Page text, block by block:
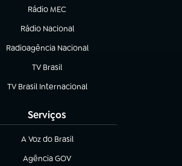
Rádio MEC
Rádio Nacional
(abre em nova aba)
Radioagência Nacional
(abre em nova aba)
TV Brasil
(abre em nova aba)
TV Brasil Internacional
(abre em nova aba)
Serviços
A Voz do Brasil
(abre em nova aba)
Agência GOV
(abre em nova aba)